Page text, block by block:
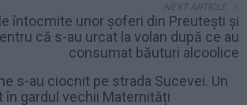
NEXT ARTICLE
întocmite unor șoferi din Preutești și
că s-au urcat la volan după ce au
consumat băuturi alcoolice
s-au ciocnit pe strada Sucevei. Un
în gardul vechii Maternități